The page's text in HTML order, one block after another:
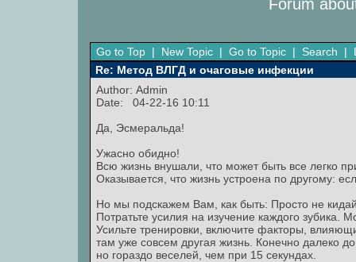
Forum
Go to Top | New Topic | Go to Topic | Search |
Re: Метод ВЛГД и очаговые инфекции
Author: Admin
Date: 04-22-16 10:11
Да, Эсмеральда!
Ужасно обидно!
Всю жизнь внушали, что может быть все легко
Оказывается, что жизнь устроена по другому:
Но мы подскажем Вам, как быть: Просто не
Потратьте усилия на изучение каждого зубика.
Усильте тренировки, включите факторы,
там уже совсем другая жизнь. Конечно далеко
но гораздо веселей, чем при 15 секундах.